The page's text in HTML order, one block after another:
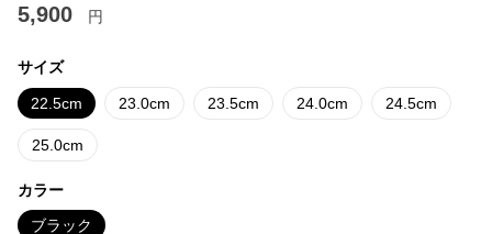
5,900 円
サイズ
22.5cm 23.0cm 23.5cm 24.0cm 24.5cm
25.0cm
カラー
ブラック